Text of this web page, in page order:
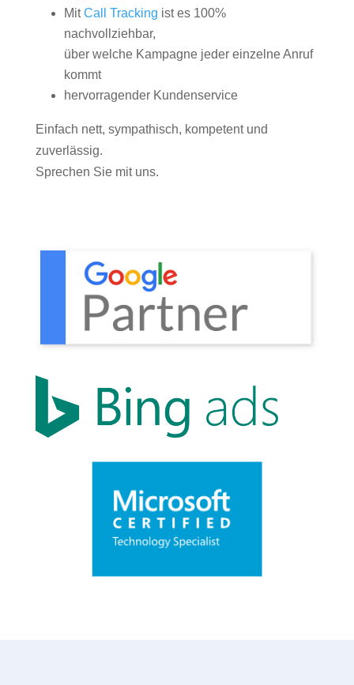
MitCall Tracking ist es 100%
nachvollziehbar,
über welche Kampagne jeder einzelne Anruf
kommt
hervorragender Kundenservice
Einfach nett, sympathisch, kompetent und
zuverlässig.
Sprechen Sie mit uns.